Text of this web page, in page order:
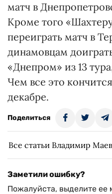
матч в
Кроме того
переиграть матч в
динамовцам
«Днепром» из 13
Чем все это
декабре.
Поделиться
Все статьи Владимир
Заметили ошибку?
Пожалуйста, выделите